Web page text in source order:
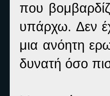
που
υπάρχω. Δεν
μια ανόητη
δυνατή όσο